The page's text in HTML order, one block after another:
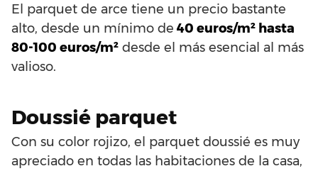
El parquet de arce tiene un precio bastante
alto, desde un mínimo de 40 euros/m² hasta
80-100 euros/m² desde el más esencial al más
valioso.
Doussié parquet
Con su color rojizo, el parquet doussié es muy
apreciado en todas las habitaciones de la casa,